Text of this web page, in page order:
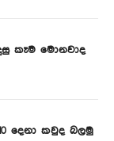
කෑම මොනවාද
දෙනා කවුද බලමු